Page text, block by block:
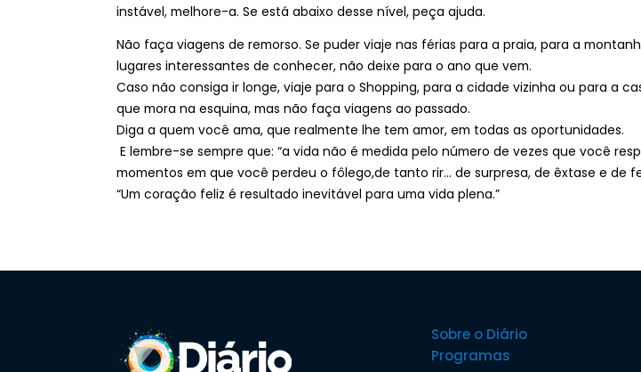
instável, melhore-a. Se está abaixo desse nível, peça ajuda.
Não faça viagens de remorso. Se puder viaje nas férias para a praia, para a
lugares interessantes de conhecer, não deixe para o ano que vem.
Caso não consiga ir longe, viaje para o Shopping, para a cidade vizinha ou para a
que mora na esquina, mas não faça viagens ao passado.
Diga a quem você ama, que realmente lhe tem amor, em todas as oportunidades.
E lembre-se sempre que: “a vida não é medida pelo número de vezes que você
momentos em que você perdeu o fôlego,de tanto rir... de surpresa, de êxtase e de
“Um coração feliz é resultado inevitável para uma vida plena.”
Sobre o Diário
Programas